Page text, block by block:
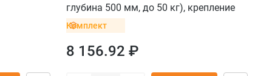
глубина 500 мм, до 50 кг), крепление
INSERTA, серый
Комплект
8 156.92 ₽